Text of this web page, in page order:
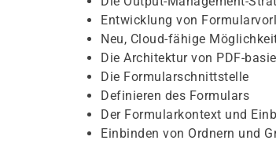
Entwicklung von
Neu, Cloud-fähige
Die Architektur von PDF-
Die Formularschnittstelle
Definieren des Formulars
Der Formularkontext und
Einbinden von Ordnern und